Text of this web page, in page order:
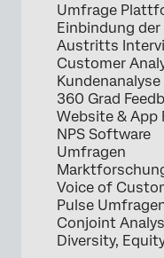
Umfrage
Einbindung
Austritts
Customer
Kundenanalyse
360 Grad
Website & App
NPS Software
Umfragen
Voice of
Pulse
Conjoint
Diversity,